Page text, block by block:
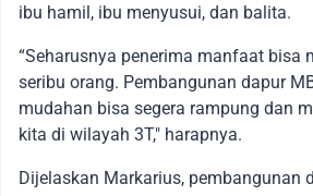
ibu hamil, ibu menyusui, dan balita.
“Seharusnya penerima manfaat bisa
seribu orang. Pembangunan dapur
mudahan bisa segera rampung dan
kita di wilayah 3T," harapnya.
Dijelaskan Markarius, pembangunan